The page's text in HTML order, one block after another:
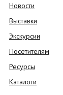
Новости
Выставки
Экскурсии
Посетителям
Ресурсы
Каталоги